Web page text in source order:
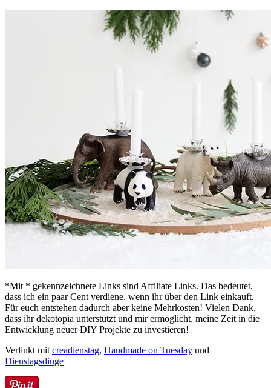
*Mit * gekennzeichnete Links sind Affiliate Links. Das bedeutet,
dass ich ein paar Cent verdiene, wenn ihr über den Link einkauft.
Für euch entstehen dadurch aber keine Mehrkosten! Vielen Dank,
dass ihr dekotopia unterstützt und mir ermöglicht, meine Zeit in die
Entwicklung neuer DIY Projekte zu investieren!
Verlinkt mit creadienstag, Handmade on Tuesday und
Dienstagsdinge